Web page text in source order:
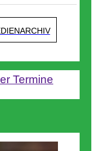
Termine